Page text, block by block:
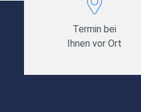
Termin bei
Ihnen vor Ort